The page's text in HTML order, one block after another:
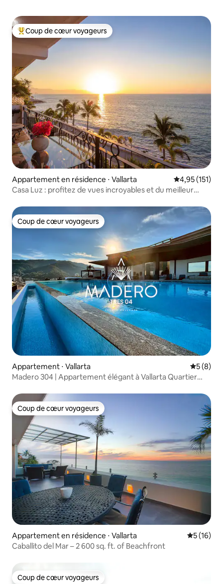
Coups de cœur voyageurs les plus appréciés
Coup de cœur voyageurs
Appartement en résidence ⋅ Vallarta Évaluation
4,95 (151)
Casa Luz : profitez de vues incroyables et du meilleur
Coup de cœur voyageurs
Coup de cœur voyageurs
Appartement ⋅ Vallarta
5 (8)
Madero 304 | Appartement élégant à Vallarta Quartier
Coup de cœur voyageurs
Coup de cœur voyageurs
Appartement en résidence ⋅ Vallarta
5 (16)
Caballito del Mar – 2 600 sq. ft. of Beachfront
Coup de cœur voyageurs
Coup de cœur voyageurs